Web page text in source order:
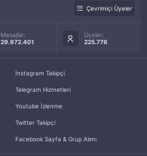
Çevrimiçi Üyeler
Mesajlar:
29.972.401
Üyeler:
225.776
İnstagram Takipçi
Telegram Hizmetleri
Youtube İzlenme
Twitter Takipçi
Facebook Sayfa & Grup Alımı